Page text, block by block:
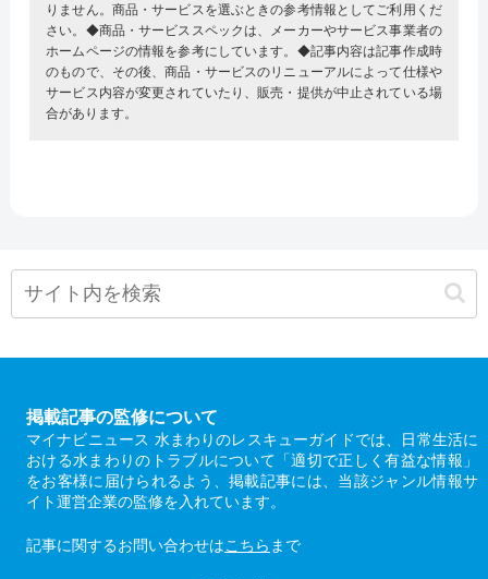
りません。商品・サービスを選ぶときの参考情報としてご利用くだ
さい。◆商品・サービススペックは、メーカーやサービス事業者の
ホームページの情報を参考にしています。◆記事内容は記事作成時
のもので、その後、商品・サービスのリニューアルによって仕様や
サービス内容が変更されていたり、販売・提供が中止されている場
合があります。
掲載記事の監修について
マイナビニュース 水まわりのレスキューガイドでは、日常生活に
おける水まわりのトラブルについて「適切で正しく有益な情報」
をお客様に届けられるよう、掲載記事には、当該ジャンル情報サ
イト運営企業の監修を入れています。
記事に関するお問い合わせはこちら まで